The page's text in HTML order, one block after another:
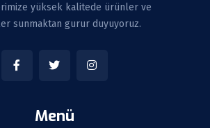
yüksek kalitede ürünler ve
sunmaktan gurur duyuyoruz.
Menü